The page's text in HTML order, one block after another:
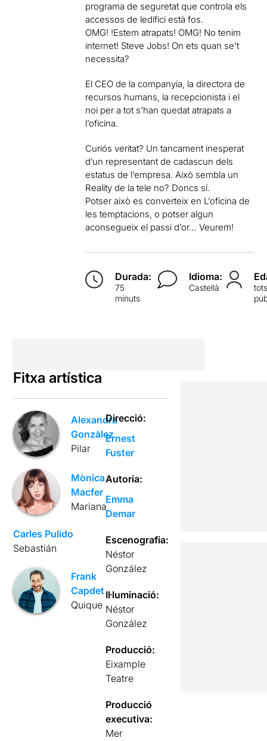
programa de seguretat que controla els
accessos de ledifici està fos.
OMG! !Estem atrapats! OMG! No tenim
internet! Steve Jobs! On ets quan se’t
necessita?
El CEO de la companyia, la directora de
recursos humans, la recepcionista i el
noi per a tot s’han quedat atrapats a
l’oficina.
Curiós veritat? Un tancament inesperat
d’un representant de cadascun dels
estatus de l’empresa. Això sembla un
Reality de la tele no? Doncs sí.
Potser això es converteix en L’oficina de
les temptacions, o potser algun
aconsegueix el passi d’or… Veurem!
Durada:
75
minuts
Idioma:
Castellà
Fitxa artística
Alexandra
Gonzàlez
Pilar
Mònica
Macfer
Mariana
Carles Pulido
Sebastián
Frank
Capdet
Quique
Direcció:
Ernest
Fuster
Autoria:
Emma
Demar
Escenografia:
Néstor
González
Il·luminació:
Néstor
González
Producció:
Eixample
Teatre
Producció
executiva:
Mer